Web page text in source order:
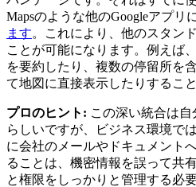
Mapsのような他のGoogleアプリ
ます。これにより、他のスタン
ことが可能になります。例えば
を要約したり、複数の停留所を
て地図に直接表示したりするこ
プロのヒント: この深い統合は
らしいですが、ビジネス環境で
に会社のメールやドキュメント
ることは、機密情報を誤って共
と権限をしっかりと管理する必